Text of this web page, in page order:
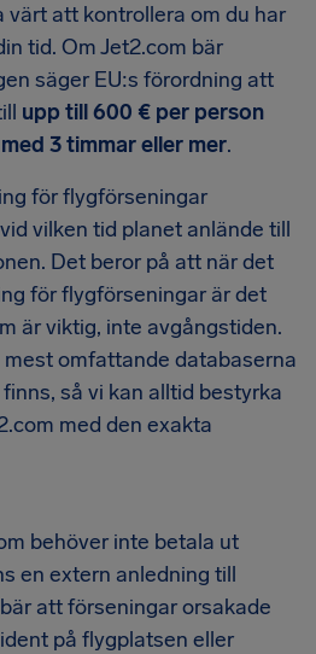
värt att kontrollera om du har
tid. Om Jet2.com bär
säger EU:s förordning att
upp till 600 € per person
3 timmar eller mer.
för flygförseningar
vilken tid planet anlände till
Det beror på att när det
för flygförseningar är det
är viktig, inte avgångstiden.
omfattande databaserna
så vi kan alltid bestyrka
med den exakta
behöver inte betala ut
en extern anledning till
att förseningar orsakade
på flygplatsen eller